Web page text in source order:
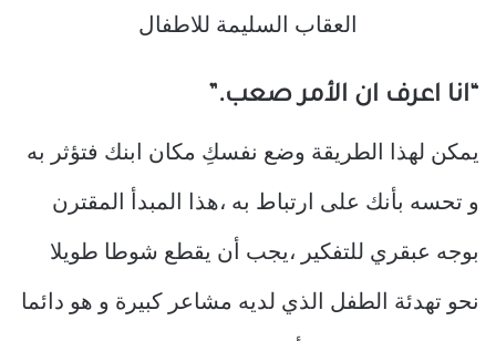
“انا اعرف ان الأمر صعب.”
يمكن لهذا الطريقة وضع نفسكِ مكان ابنك فتؤثر به
و تحسه بأنك على ارتباط به ،هذا المبدأ المقترن
بوجه عبقري للتفكير ،يجب أن يقطع شوطا طويلا
نحو تهدئة الطفل الذي لديه مشاعر كبيرة و هو دائما